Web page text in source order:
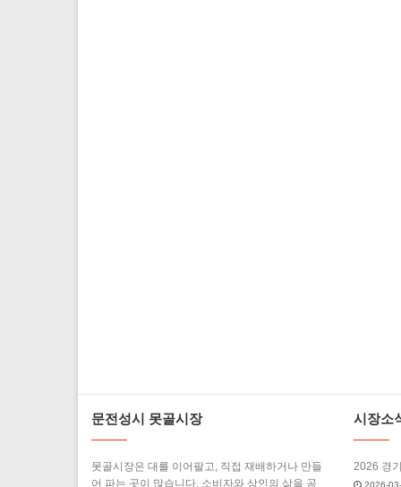
문전성시 못골시장
못골시장은 대를 이어팔고, 직접 재배하거나 만들
어 파는 곳이 많습니다. 소비자와 상인의 삶을 공
시장소
2026 경
2026-